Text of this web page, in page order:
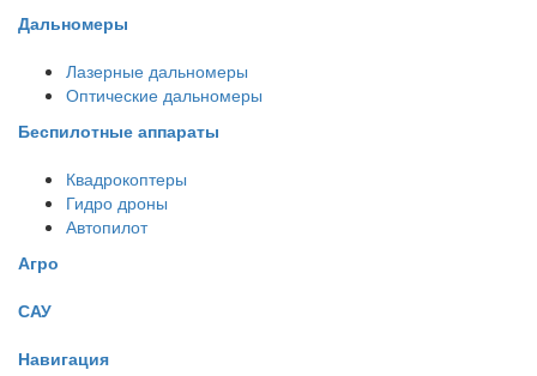
Дальномеры
Лазерные дальномеры
Оптические дальномеры
Беспилотные аппараты
Квадрокоптеры
Гидро дроны
Автопилот
Агро
САУ
Навигация